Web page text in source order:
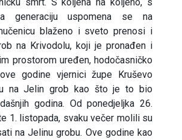
generaciju uspomena se na
blaženo i sveto prenosi i
na Krivodolu, koji je pronađen i
prostorom uređen, hodočasničko
godine vjernici župe Kruševo
na Jelin grob kao što je to bio
godina. Od ponedjeljka 26.
1. listopada, svaku večer molili su
na Jelinu grobu. Ove godine kao